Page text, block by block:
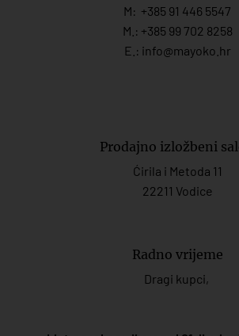
M: +385 91 446 5547
M.: +385 99 702 8258
E.: info@mayoko. hr
Prodajno izložbeni
Ćirila i Metoda 11
22211 Vodice
Radno vrijeme
Dragi kupci,